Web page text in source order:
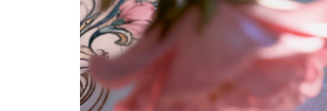
分享 FACEBOOK